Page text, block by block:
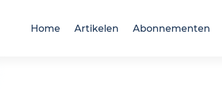
Home
Artikelen Abonnementen